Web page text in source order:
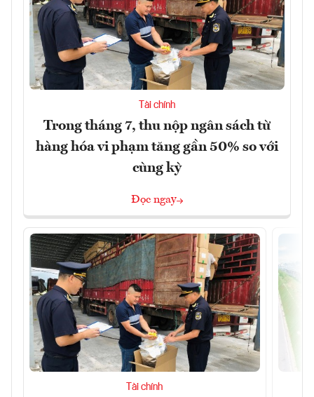
Tài chính
Trong tháng 7, thu nộp ngân sách từ
hàng hóa vi phạm tăng gần 50% so với
cùng kỳ
Đọc ngay
Tài chính